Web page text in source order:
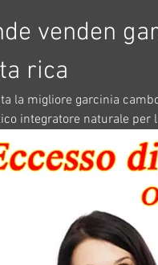
venden
rica
la migliore garcinia
integratore naturale per